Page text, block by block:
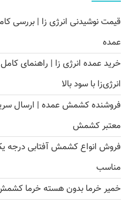
قیمت نوشیدنی انرژی زا | بررسی
عمده
خرید عمده انرژی زا | راهنمای
انرژی‌زا با سود بالا
فروشنده کشمش عمده | ارسال
معتبر کشمش
مناسب
خمیر خرما بدون هسته خرما